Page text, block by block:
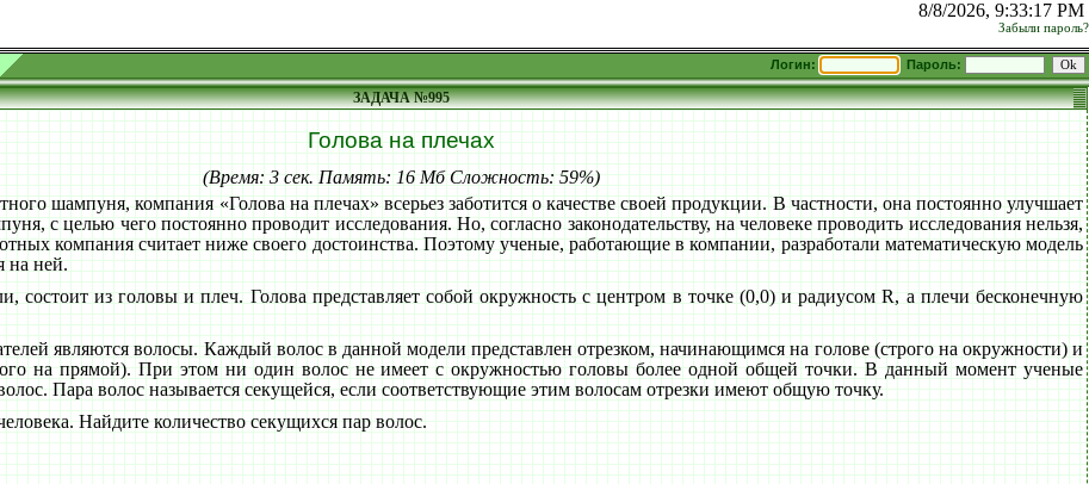
8/8/2026, 9:33:17 PM
Забыли пароль?
Логин: Пароль:
ЗАДАЧА №995
Голова на плечах
(Время: 3 сек. Память: 16 Мб Сложность: 59%)
шампуня, компания «Голова на плечах» всерьез заботится о качестве своей продукции. В частности, она постоянно улучшает
с целью чего постоянно проводит исследования. Но, согласно законодательству, на человеке проводить исследования нельзя,
компания считает ниже своего достоинства. Поэтому ученые, работающие в компании, разработали математическую модель
на ней.
состоит из головы и плеч. Голова представляет собой окружность с центром в точке (0,0) и радиусом R, а плечи бесконечную
являются волосы. Каждый волос в данной модели представлен отрезком, начинающимся на голове (строго на окружности) и
на прямой). При этом ни один волос не имеет с окружностью головы более одной общей точки. В данный момент ученые
Пара волос называется секущейся, если соответствующие этим волосам отрезки имеют общую точку.
Найдите количество секущихся пар волос.